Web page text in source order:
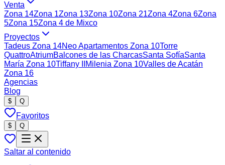
Venta
Zona 14Zona 1Zona 13Zona 10Zona 21Zona 4Zona 6Zona
5Zona 15Zona 4 de Mixco
Proyectos
Tadeus Zona 14Neo Apartamentos Zona 10Torre
QuattroAtriumBalcones de las CharcasSanta SofíaSanta
María Zona 10Tiffany II Milenia Zona 10Valles de Acatán
Zona 16
Agencias
Blog
$ Q
Favoritos
$ Q
Saltar al contenido